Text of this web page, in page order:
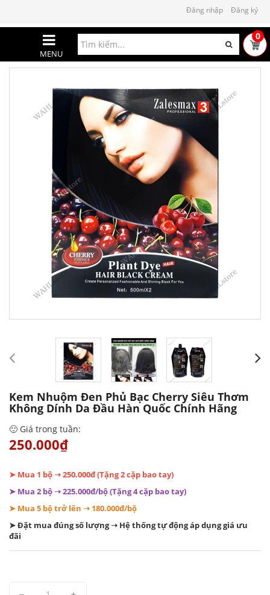
Đăng nhập Đăng ký
MENU
0
Kem Nhuộm Đen Phủ Bạc Cherry Siêu Thơm
Không Dính Da Đầu Hàn Quốc Chính Hãng
🙂 Giá trong tuần:
250.000₫
➤ Mua 1 bộ ➝ 250.000đ (Tặng 2 cặp bao tay)
➤ Mua 2 bộ ➝ 225.000đ/bộ (Tặng 4 cặp bao tay)
➤ Mua 5 bộ trở lên ➝ 180.000đ/bộ
➤ Đặt mua đúng số lượng ➝ Hệ thống tự động áp dụng giá ưu
đãi